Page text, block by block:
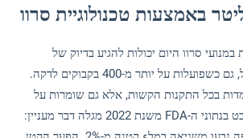
באמצעות טכנולוגיית סרוו
במנועי סרוו היום יכולות להגיע בדיוק של
כ-פלוס/מינוס 0.5 מ"ל, גם כשפועלות על יותר מ-400 בקבוקים לדקה.
בכל התקנות הקשות, אלא גם שומרות על
רמות ייצור גבוהות. מבט בנתוני ה-FDA משנת 2022 מגלה דבר מעניין: